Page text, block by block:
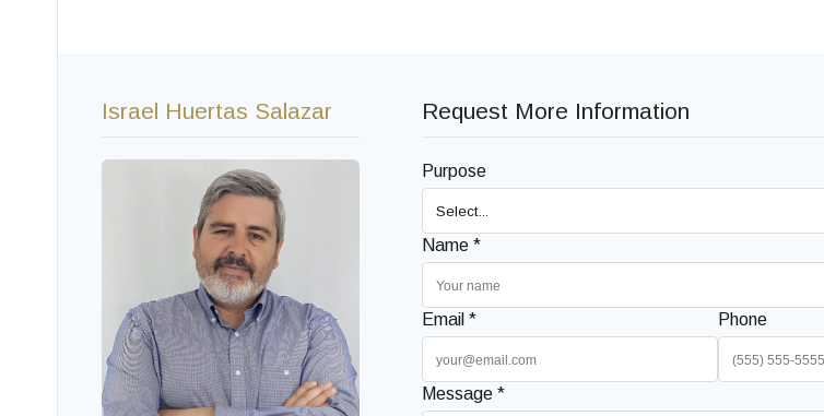
Israel Huertas Salazar Request More Information
Purpose
Name *
Email * Phone
Message *